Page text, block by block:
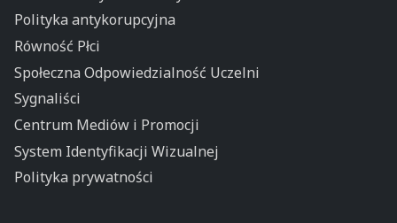
Polityka antykorupcyjna
Równość Płci
Społeczna Odpowiedzialność Uczelni
Sygnaliści
Centrum Mediów i Promocji
System Identyfikacji Wizualnej
Polityka prywatności